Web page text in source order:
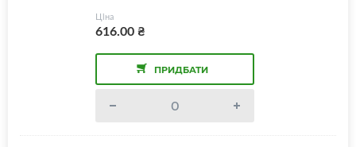
Ціна
616.00₴
ПРИДБАТИ